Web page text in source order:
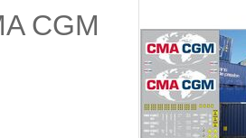
СGM